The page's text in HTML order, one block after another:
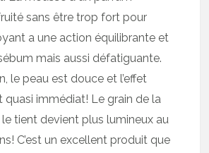
sans être trop fort pour
a une action équilibrante et
mais aussi défatiguante.
le peau est douce et l’effet
quasi immédiat! Le grain de la
le tient devient plus lumineux au
C’est un excellent produit que